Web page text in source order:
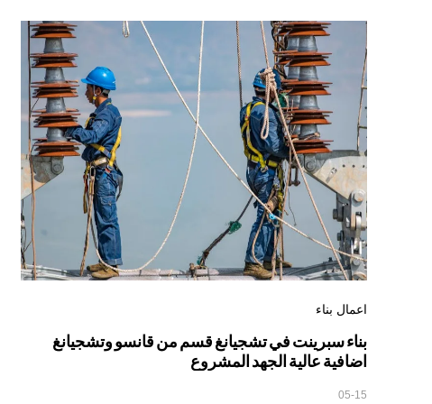
اعمال بناء
بناء سبرينت في تشجيانغ قسم من قانسو وتشجيانغ
اضافية عالية الجهد المشروع
05-15